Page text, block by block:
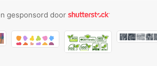
gesponsord door